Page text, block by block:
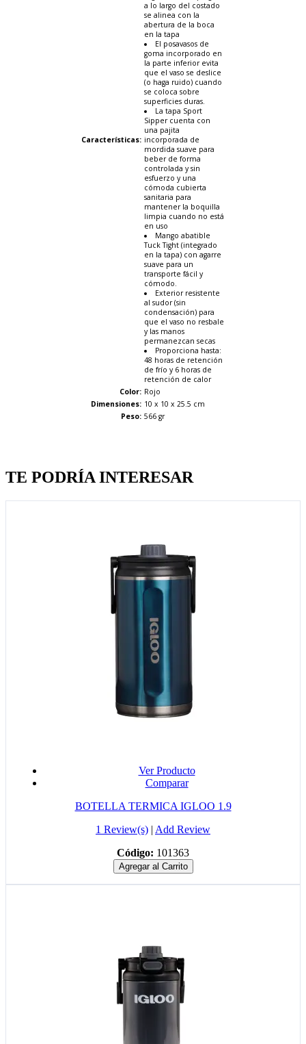
Características:
a lo largo del costado
se alinea con la
abertura de la boca
en la tapa
El posavasos de
goma incorporado en
la parte inferior evita
que el vaso se deslice
(o haga ruido) cuando
se coloca sobre
superficies duras.
La tapa Sport
Sipper cuenta con
una pajita
incorporada de
mordida suave para
beber de forma
controlada y sin
esfuerzo y una
cómoda cubierta
sanitaria para
mantener la boquilla
limpia cuando no está
en uso
Mango abatible
Tuck Tight (integrado
en la tapa) con agarre
suave para un
transporte fácil y
cómodo.
Exterior resistente
al sudor (sin
condensación) para
que el vaso no resbale
y las manos
permanezcan secas
Proporciona hasta:
48 horas de retención
de frío y 6 horas de
retención de calor
Color: Rojo
Dimensiones: 10 x 10 x 25.5 cm
Peso: 566 gr
TE PODRÍA INTERESAR
Ver Producto
Comparar
BOTELLA TERMICA IGLOO 1.9
1 Review(s) | Add Review
Código: 101363
Agregar al Carrito